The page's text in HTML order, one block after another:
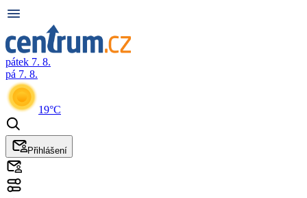
pátek 7. 8.
pá 7. 8.
19°C
Přihlášení